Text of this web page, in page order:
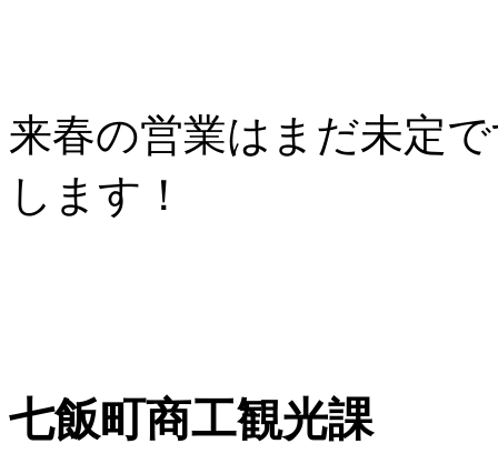
来春の営業はまだ未定
します！
七飯町商工観光課